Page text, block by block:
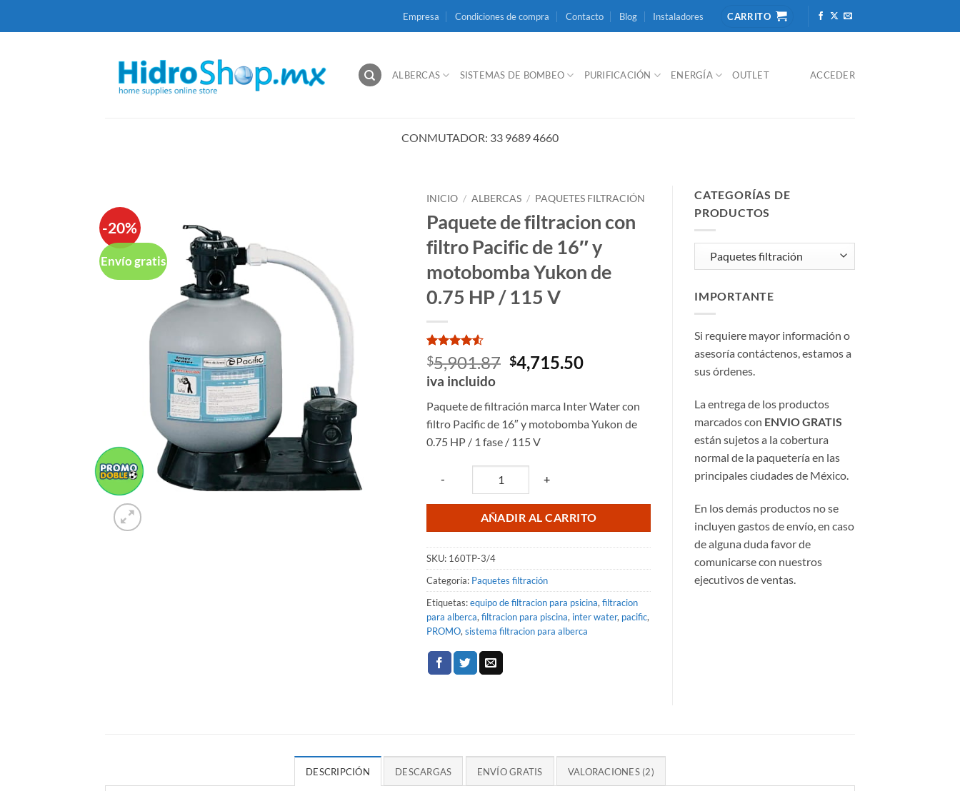
Empresa Condiciones de compra Contacto Blog Instaladores CARRITO
ALBERCAS SISTEMAS DE BOMBEO PURIFICACIÓN ENERGÍA OUTLET ACCEDER
CONMUTADOR: 33 9689 4660
-20%
Envío gratis
INICIO / ALBERCAS / PAQUETES FILTRACIÓN
Paquete de filtracion con
filtro Pacific de 16″ y
motobomba Yukon de
0.75 HP / 115 V
Valorado
con4.5
de 5 en
2
valoraciones
de clientes
$5,901.87 El
precio
era:
$5,901.87.
$4,715.50El
es:
$4,715.50.
iva incluido
Paquete de filtración marca Inter Water con
filtro Pacific de 16″ y motobomba Yukon de
0.75 HP / 1 fase / 115 V
- +
AÑADIR AL CARRITO
SKU: 160TP-3/4
Categoría: Paquetes filtración
Etiquetas:equipo de filtracion para psicina, filtracion
para alberca, filtracion para piscina, inter water, pacific,
PROMO, sistema filtracion para alberca
CATEGORÍAS DE
PRODUCTOS
IMPORTANTE
Si requiere mayor información o
asesoría contáctenos, estamos a
sus órdenes.
La entrega de los productos
marcados con ENVIO GRATIS
están sujetos a la cobertura
normal de la paquetería en las
principales ciudades de México.
En los demás productos no se
incluyen gastos de envío, en caso
de alguna duda favor de
comunicarse con nuestros
ejecutivos de ventas.
DESCRIPCIÓN DESCARGAS ENVÍO GRATIS VALORACIONES (2)